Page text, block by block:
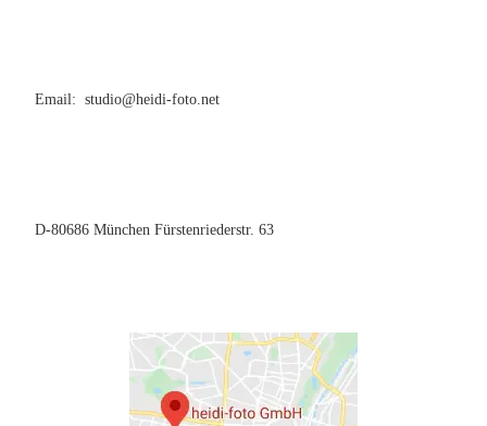
Email: studio@heidi-foto.net
D-80686 München Fürstenriederstr. 63